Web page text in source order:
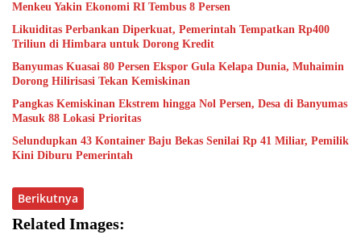
Menkeu Yakin Ekonomi RI Tembus 8 Persen
Likuiditas Perbankan Diperkuat, Pemerintah Tempatkan Rp400
Triliun di Himbara untuk Dorong Kredit
Banyumas Kuasai 80 Persen Ekspor Gula Kelapa Dunia, Muhaimin
Dorong Hilirisasi Tekan Kemiskinan
Pangkas Kemiskinan Ekstrem hingga Nol Persen, Desa di Banyumas
Masuk 88 Lokasi Prioritas
Selundupkan 43 Kontainer Baju Bekas Senilai Rp 41 Miliar, Pemilik
Kini Diburu Pemerintah
Berikutnya
Related Images: